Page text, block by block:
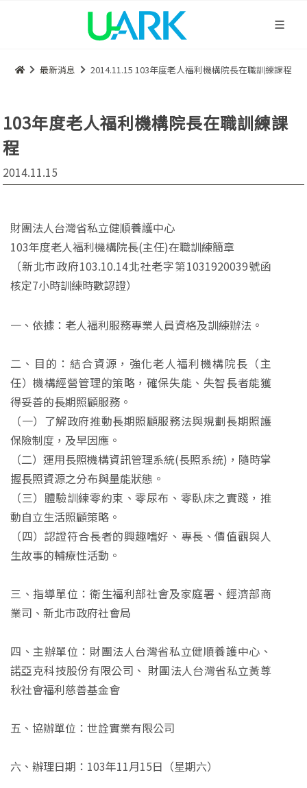
最新消息 2014.11.15 103年度老人福利機構院長在職訓練課程
103年度老人福利機構院長在職訓練課
程
2014.11.15
財團法人台灣省私立健順養護中心
103年度老人福利機構院長(主任)在職訓練簡章
（新北市政府103.10.14北社老字第1031920039號函
核定7小時訓練時數認證）
一、依據：老人福利服務專業人員資格及訓練辦法。
二、目的：結合資源，強化老人福利機構院長（主
任）機構經營管理的策略，確保失能、失智長者能獲
得妥善的長期照顧服務。
（一）了解政府推動長期照顧服務法與規劃長期照護
保險制度，及早因應。
（二）運用長照機構資訊管理系統(長照系統)，隨時掌
握長照資源之分布與量能狀態。
（三）體驗訓練零約束、零尿布、零臥床之實踐，推
動自立生活照顧策略。
（四）認證符合長者的興趣嗜好、專長、價值觀與人
生故事的輔療性活動。
三、指導單位：衛生福利部社會及家庭署、經濟部商
業司、新北市政府社會局
四、主辦單位：財團法人台灣省私立健順養護中心、
諾亞克科技股份有限公司、 財團法人台灣省私立黃尊
秋社會福利慈善基金會
五、協辦單位：世詮實業有限公司
六、辦理日期：103年11月15日（星期六）